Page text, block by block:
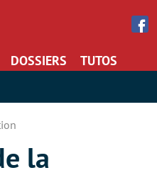
DOSSIERS TUTOS
la